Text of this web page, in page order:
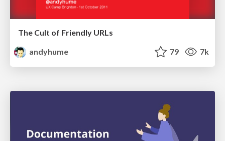
The Cult of Friendly URLs
andyhume
79 7k